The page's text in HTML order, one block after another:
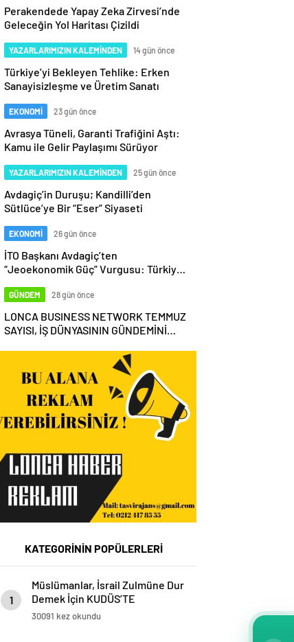
Perakendede Yapay Zeka Zirvesi’nde
Geleceğin Yol Haritası Çizildi
YAZARLARIMIZIN KALEMİNDEN 14 gün önce
Türkiye’yi Bekleyen Tehlike: Erken
Sanayisizleşme ve Üretim Sanatı
EKONOMİ 23 gün önce
Avrasya Tüneli, Garanti Trafiğini Aştı:
Kamu ile Gelir Paylaşımı Sürüyor
YAZARLARIMIZIN KALEMİNDEN 25 gün önce
Avdagiç’in Duruşu; Kandilli’den
Sütlüce’ye Bir “Eser” Siyaseti
EKONOMİ 26 gün önce
İTO Başkanı Avdagiç’ten
“Jeoekonomik Güç” Vurgusu: Türkiye,
Olmalı
GÜNDEM 28 gün önce
LONCA BUSINESS NETWORK TEMMUZ
SAYISI, İŞ DÜNYASININ GÜNDEMİNİ
KATEGORİNİN POPÜLERLERİ
1
Müslümanlar, İsrail Zulmüne Dur
Demek İçin KUDÜS’TE
BULUŞMAK ÜZERE ahitleşiyor…
30091 kez okundu